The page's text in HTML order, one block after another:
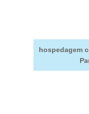
hospedagem